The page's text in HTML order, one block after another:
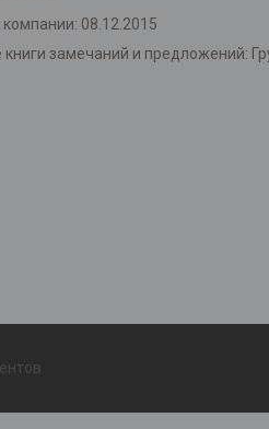
08.12.2015
замечаний и предложений: